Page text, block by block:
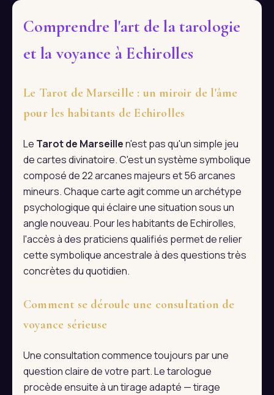
Comprendre l'art de la tarologie
et la voyance à Echirolles
Le Tarot de Marseille : un miroir de l'âme
pour les habitants de Echirolles
Le Tarot de Marseillen'est pas qu'un simple jeu
de cartes divinatoire. C'est un système symbolique
composé de 22 arcanes majeurs et 56 arcanes
mineurs. Chaque carte agit comme un archétype
psychologique qui éclaire une situation sous un
angle nouveau. Pour les habitants de Echirolles,
l'accès à des praticiens qualifiés permet de relier
cette symbolique ancestrale à des questions très
concrètes du quotidien.
Comment se déroule une consultation de
voyance sérieuse
Une consultation commence toujours par une
question claire de votre part. Le tarologue
procède ensuite à un tirage adapté — tirage